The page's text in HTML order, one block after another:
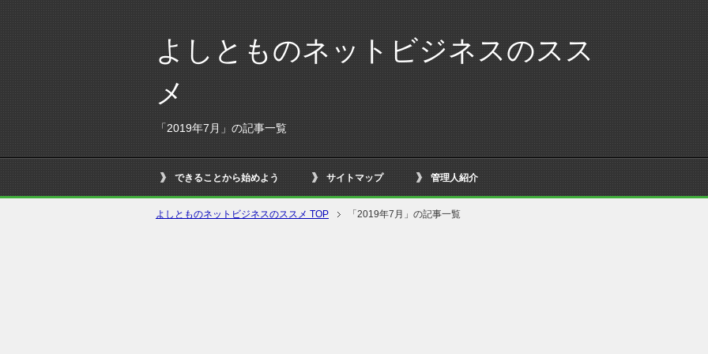
よしとものネットビジネスのスス
メ
「2019年7月」の記事一覧
できることから始めよう サイトマップ 管理人紹介
よしとものネットビジネスのススメ TOP 「2019年7月」の記事一覧